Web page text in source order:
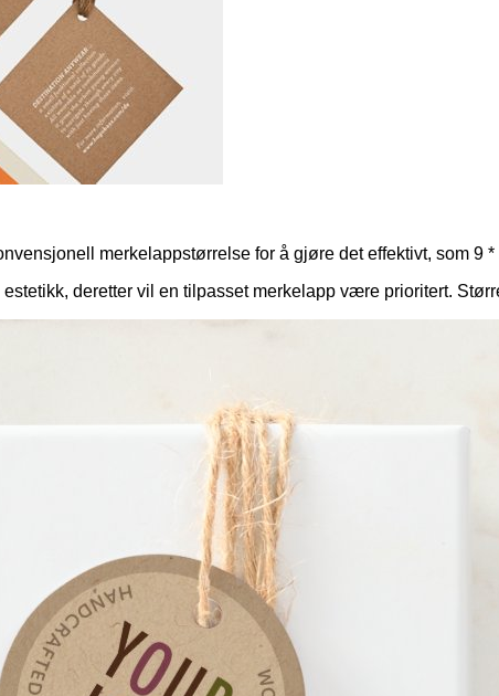
merkelappstørrelse for å gjøre det effektivt, som 9 *
deretter vil en tilpasset merkelapp være prioritert.